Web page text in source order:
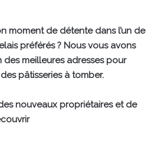
moment de détente dans l’un de
préférés ? Nous vous avons
meilleures adresses pour
pâtisseries à tomber.
nouveaux propriétaires et de